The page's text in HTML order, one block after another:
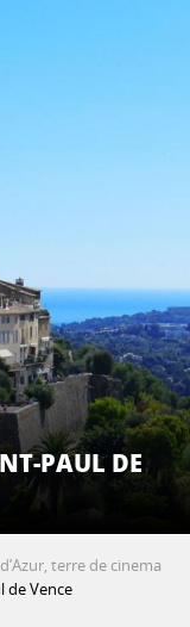
PAUL DE
terre de cinema
de Vence